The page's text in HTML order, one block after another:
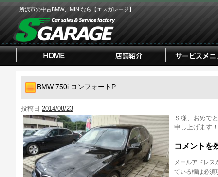
所沢市の中古BMW、MINIなら【エスガレージ】
BMW 750i コンフォートP
投稿日 2014/08/23
Ｓ様、おめで
申し上げます！
コメントを
メールアドレス
ている欄は必須